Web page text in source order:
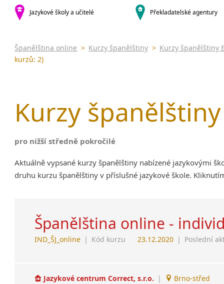
malá města podle abecedy
Most
Jazykové školy a učitelé Překladatelské agentury
Španělština online > Kurzy španělštiny > Kurzy španělštiny
kurzů: 2)
Kurzy
pro nižší středně pokročilé
Aktuálně vypsané kurzy španělštiny nabízené jazykovými
druhu kurzu španělštiny v příslušné jazykové škole.
Španělština online -
IND_ŠJ_online | Kód kurzu 23.12.2020 | Poslední
Jazykové centrum Correct, s.r.o. | Brno-střed